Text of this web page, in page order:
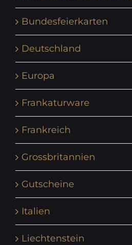
Bundesfeierkarten
Deutschland
Europa
Frankaturware
Frankreich
Grossbritannien
Gutscheine
Italien
Liechtenstein